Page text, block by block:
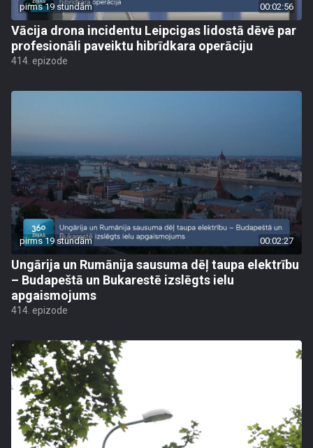
pirms 19 stundām 00:02:56
Vācija drona incidentu Leipcigas lidostā dēvē par
profesionāli paveiktu hibrīdkara operāciju
414. epizode
pirms 19 stundām 00:02:27
Ungārija un Rumānija sausuma dēļ taupa elektrību
– Budapeštā un Bukarestē izslēgts ielu
apgaismojums
414. epizode